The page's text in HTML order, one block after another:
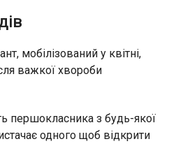
мобілізований у квітні,
важкої хвороби
першокласника з будь-якої
одного щоб відкрити